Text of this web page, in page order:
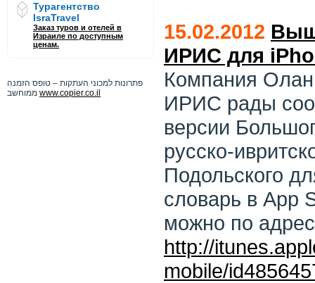
Турагентство
IsraTravel
Заказ туров и отелей в
Израиле по доступным
ценам.
פתרונות למכוני העתקות – טופס הזמנה
www.copier.co.il
15.02.2012
ИРИС для
Компания Олан
ИРИС рады
версии
русско-
Подольского
словарь в App
можно по
http://
mobile/